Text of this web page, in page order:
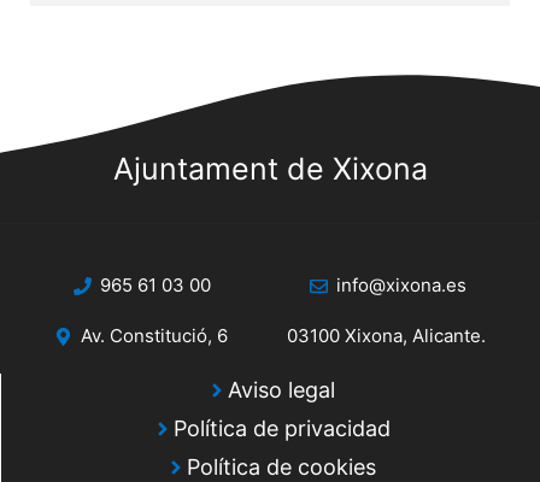
Ajuntament de Xixona
965 61 03 00 info@xixona.es
Av. Constitució, 6 03100 Xixona, Alicante.
Aviso legal
Política de privacidad
Política de cookies